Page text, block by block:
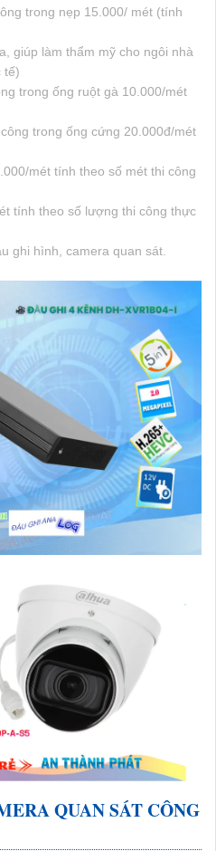
trong nẹp 15.000/ mét (tính
giúp làm thẩm mỹ cho ngôi nhà
tế)
trong ống ruột gà 10.000/mét
trong ống cứng 20.000đ/mét
mét tính theo số mét thi công
tính theo số lượng thi công thực
ghi hình, camera quan sát.
QUAN SÁT CÔNG